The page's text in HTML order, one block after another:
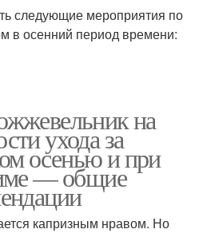
следующие мероприятия по
в осенний период времени:
на
ухода за
осенью и при
— общие
капризным нравом. Но